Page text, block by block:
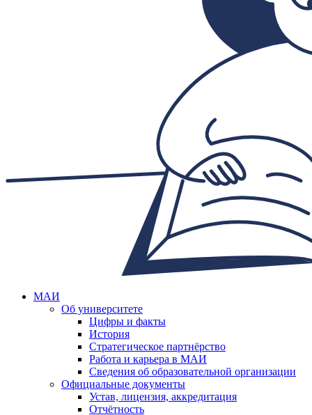
МАИ
Об университете
Цифры и факты
История
Стратегическое партнёрство
Работа и карьера в МАИ
Сведения об образовательной организации
Официальные документы
Устав, лицензия, аккредитация
Отчётность